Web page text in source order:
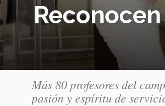
Más 80 profesores del
pasión y espíritu de